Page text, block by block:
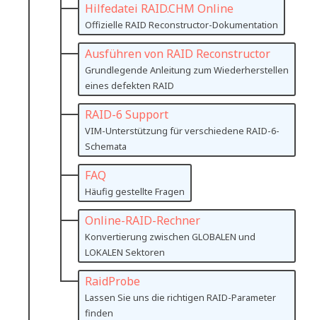
Hilfedatei RAID.CHM Online
Offizielle RAID Reconstructor-Dokumentation
Ausführen von RAID Reconstructor
Grundlegende Anleitung zum Wiederherstellen
eines defekten RAID
RAID-6 Support
VIM-Unterstützung für verschiedene RAID-6-
Schemata
FAQ
Häufig gestellte Fragen
Online-RAID-Rechner
Konvertierung zwischen GLOBALEN und
LOKALEN Sektoren
RaidProbe
Lassen Sie uns die richtigen RAID-Parameter
finden